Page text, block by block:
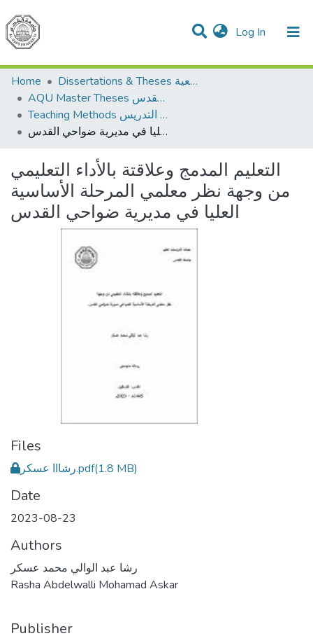
Log In (current)
Communities & Collections
All of DSpace
Home
Dissertations & Theses الرسائل الجامعية
AQU Master Theses الرسائل الجامعية الخاصة بجامعة القدس
Teaching Methods أساليب التدريس
التعليم المدمج وعلاقتة بالأداء التعليمي من وجهة نظر معلمي المرحلة الأساسية العليا في مديرية ضواحي القدس
التعليم المدمج وعلاقتة بالأداء التعليمي
من وجهة نظر معلمي المرحلة الأساسية
العليا في مديرية ضواحي القدس
Files
رشااا عسكر.pdf(1.8 MB)
Date
2023-08-23
Authors
رشا عبد الوالي محمد عسكر
Rasha Abdelwalli Mohamad Askar
Publisher